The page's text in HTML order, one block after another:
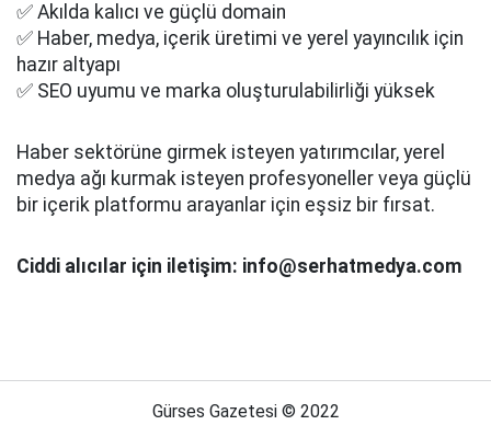
✅ Akılda kalıcı ve güçlü domain
✅ Haber, medya, içerik üretimi ve yerel yayıncılık için
hazır altyapı
✅ SEO uyumu ve marka oluşturulabilirliği yüksek
Haber sektörüne girmek isteyen yatırımcılar, yerel
medya ağı kurmak isteyen profesyoneller veya güçlü
bir içerik platformu arayanlar için eşsiz bir fırsat.
Ciddi alıcılar için iletişim: info@serhatmedya.com
Gürses Gazetesi © 2022